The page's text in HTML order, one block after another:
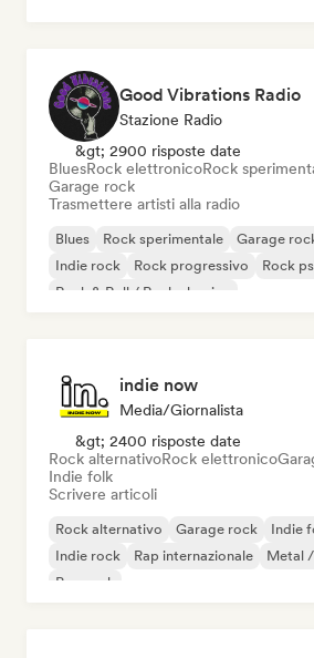
Good Vibrations Radio
Stazione Radio
&gt; 2900 risposte date
BluesRock elettronicoRock
Garage rock
Trasmettere artisti alla radio
Blues Rock sperimentale Garage
Indie rock
Rock progressivo
Rock
Rock & Roll / Rock classico
indie now
Media/Giornalista
&gt; 2400 risposte date
Rock alternativoRock elettronico
Indie folk
Scrivere articoli
Rock alternativo Garage rock Indie
Indie rock
Rap internazionale
Metal
Pop rock